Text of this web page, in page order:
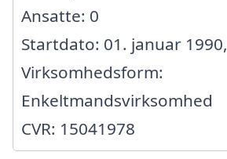
Ansatte: 0
Startdato: 01. januar 1990,
Virksomhedsform:
Enkeltmandsvirksomhed
CVR: 15041978